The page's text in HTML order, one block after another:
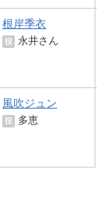
根岸季衣
役 永井さん
風吹ジュン
役 多恵